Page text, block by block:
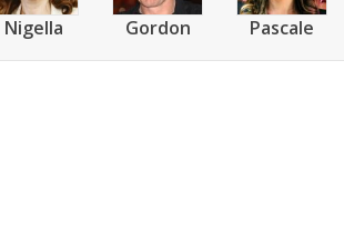
Nigella Gordon Pascale